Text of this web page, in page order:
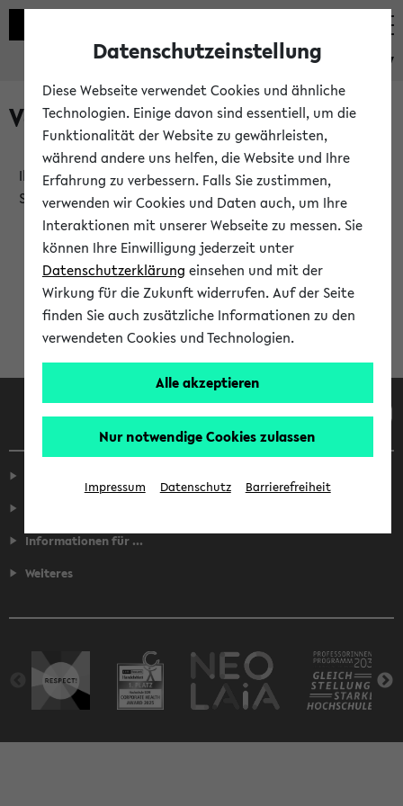
eKVV
Verlauf
Ihr Verlauf ist leer. Er wird sich im Verlauf Ihrer eKVV
Sitzung füllen.
Informationen für ...
Weiteres
Datenschutzeinstellung
Diese Webseite verwendet Cookies und ähnliche
Technologien. Einige davon sind essentiell, um die
Funktionalität der Website zu gewährleisten,
während andere uns helfen, die Website und Ihre
Erfahrung zu verbessern. Falls Sie zustimmen,
verwenden wir Cookies und Daten auch, um Ihre
Interaktionen mit unserer Webseite zu messen. Sie
können Ihre Einwilligung jederzeit unter
Datenschutzerklärung einsehen und mit der
Wirkung für die Zukunft widerrufen. Auf der Seite
finden Sie auch zusätzliche Informationen zu den
verwendeten Cookies und Technologien.
Alle akzeptieren
Nur notwendige Cookies zulassen
Impressum Datenschutz Barrierefreiheit